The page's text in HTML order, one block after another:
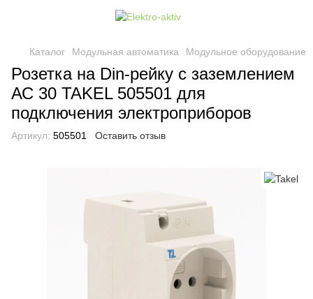
Каталог Модульная автоматика Модульное оборудование
Розетка на Din-рейку с заземлением
АС 30 TAKEL 505501 для
подключения электроприборов
Артикул: 505501 Оставить отзыв